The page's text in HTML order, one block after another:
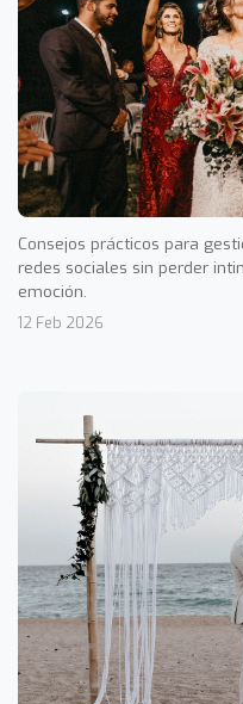
Consejos prácticos para
redes sociales sin perder
emoción.
12 Feb 2026